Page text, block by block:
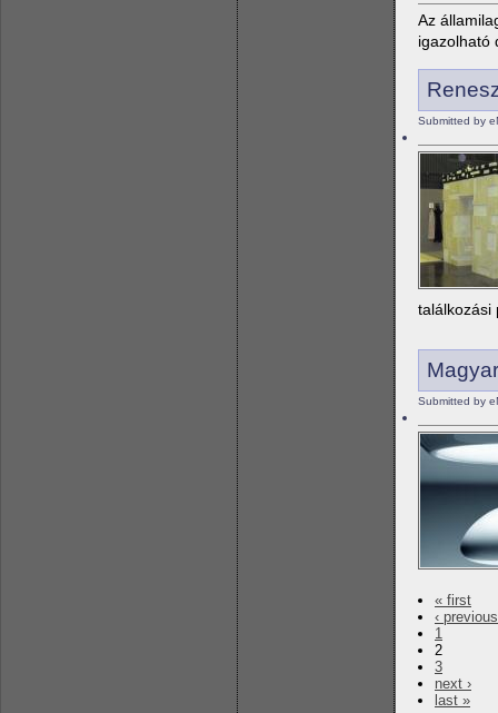
Az
igazolható
Submitted by
találkozási
Submitted by
« first
‹ previous
1
2
3
next ›
last »